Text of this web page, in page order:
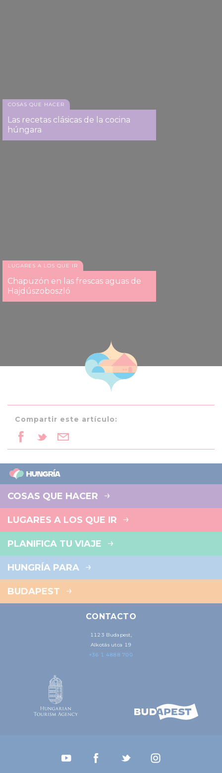
COSAS QUE HACER
Las recetas clásicas de la cocina
húngara
LUGARES A LOS QUE IR
Chapuzón en las frescas aguas de
Hajdúszoboszló
Compartir este artículo:
COSAS QUE HACER
LUGARES A LOS QUE IR
PLANIFICA TU VIAJE
HUNGRÍA PARA
BUDAPEST
CONTACTO
1123 Budapest,
Alkotás utca 19
+36 1 4888 700